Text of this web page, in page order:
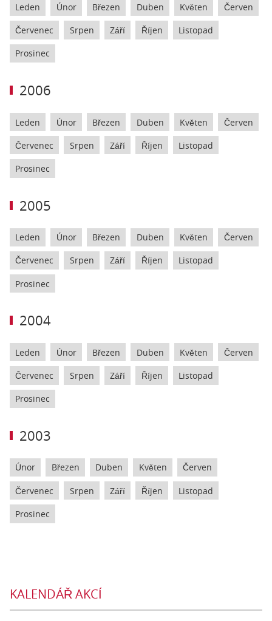
Leden Únor Březen Duben Květen Červen
Červenec Srpen Září Říjen Listopad
Prosinec
2006
Leden Únor Březen Duben Květen Červen
Červenec Srpen Září Říjen Listopad
Prosinec
2005
Leden Únor Březen Duben Květen Červen
Červenec Srpen Září Říjen Listopad
Prosinec
2004
Leden Únor Březen Duben Květen Červen
Červenec Srpen Září Říjen Listopad
Prosinec
2003
Únor Březen Duben Květen Červen
Červenec Srpen Září Říjen Listopad
Prosinec
KALENDÁŘ AKCÍ